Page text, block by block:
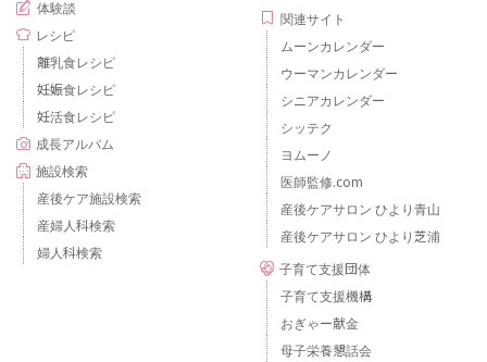
体験談
レシピ
離乳食レシピ
妊娠食レシピ
妊活食レシピ
成長アルバム
施設検索
産後ケア施設検索
産婦人科検索
婦人科検索
関連サイト
ムーンカレンダー
ウーマンカレンダー
シニアカレンダー
シッテク
ヨムーノ
医師監修.com
産後ケアサロン ひより青山
産後ケアサロン ひより芝浦
子育て支援団体
子育て支援機構
おぎゃー献金
母子栄養懇話会